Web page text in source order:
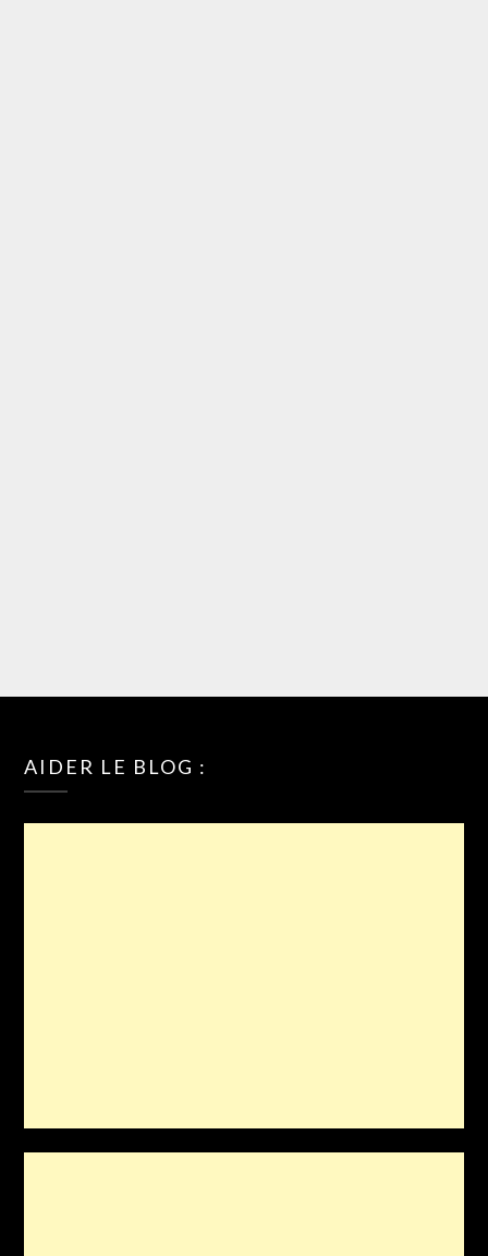
AIDER LE BLOG :